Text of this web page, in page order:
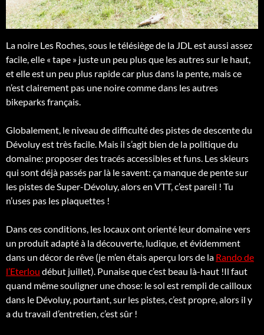
La noire Les Roches, sous le télésiège de la JDL est aussi assez
facile, elle « tape » juste un peu plus que les autres sur le haut,
et elle est un peu plus rapide car plus dans la pente, mais ce
n’est clairement pas une noire comme dans les autres
bikeparks français.
Globalement, le niveau de difficulté des pistes de descente du
Dévoluy est très facile. Mais il s’agit bien de la politique du
domaine: proposer des tracés accessibles et funs. Les skieurs
qui sont déjà passés par là le savent: ça manque de pente sur
les pistes de Super-Dévoluy, alors en VTT, c’est pareil ! Tu
n’uses pas les plaquettes !
Dans ces conditions, les locaux ont orienté leur domaine vers
un produit adapté à la découverte, ludique, et évidemment
dans un décor de rêve (je m’en étais aperçu lors de la Rando de
l’Eterlou début juillet). Punaise que c’est beau là-haut !Il faut
quand même souligner une chose: le sol est rempli de cailloux
dans le Dévoluy, pourtant, sur les pistes, c’est propre, alors il y
a du travail d’entretien, c’est sûr !